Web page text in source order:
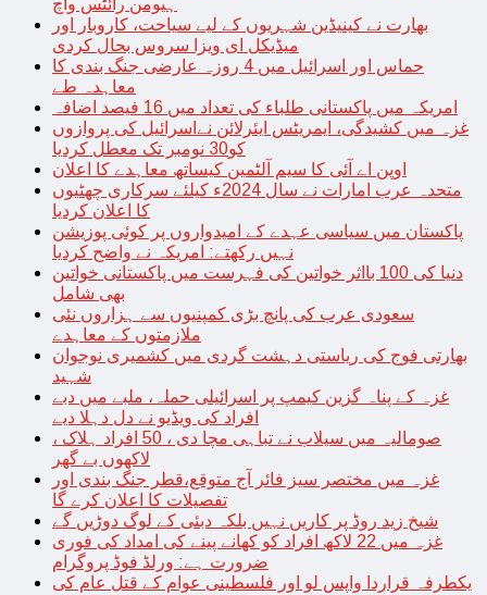
ہیومن رائٹس واچ
بھارت نے کینیڈین شہریوں کے لیے سیاحت، کاروبار اور
میڈیکل ای ویزا سروس بحال کردی
حماس اور اسرائیل میں 4 روزہ عارضی جنگ بندی کا
معاہدہ طے
امریکہ میں پاکستانی طلباء کی تعداد میں 16 فیصد اضافہ
غزہ میں کشیدگی، ایمریٹس ایئرلائن نےاسرائیل کی پروازوں
کو30 نومبر تک معطل کردیا
اوپن اے آئی کا سیم آلٹمین کیساتھ معاہدے کا اعلان
متحدہ عرب امارات نے سال 2024ء کیلئے سرکاری چھٹیوں
کا اعلان کردیا
پاکستان میں سیاسی عہدے کے امیدواروں پر کوئی پوزیشن
نہیں رکھتے: امریکہ نے واضح کردیا
دنیا کی 100 بااثر خواتین کی فہرست میں پاکستانی خواتین
بھی شامل
سعودی عرب کی پانچ بڑی کمپنیوں سے ہزاروں نئی
ملازمتوں کے معاہدے
بھارتی فوج کی ریاستی دہشت گردی میں کشمیری نوجوان
شہید
غزہ کے پناہ گزین کیمپ پر اسرائیلی حملہ، ملبے میں دبے
افراد کی ویڈیو نے دل دہلا دیے
صومالیہ میں سیلاب نے تباہی مچا دی ، 50 افراد ہلاک ،
لاکھوں بے گھر
غزہ میں مختصر سیز فائر آج متوقع،قطر جنگ بندی اور
تفصیلات کا اعلان کرے گا
شیخ زید روڈ پر کاریں نہیں بلکہ دبئی کے لوگ دوڑیں گے
غزہ میں 22 لاکھ افراد کو کھانے پینے کی امداد کی فوری
ضرورت ہے: ورلڈ فوڈ پروگرام
یکطرفہ قراردا واپس لو اور فلسطینی عوام کے قتل عام کی